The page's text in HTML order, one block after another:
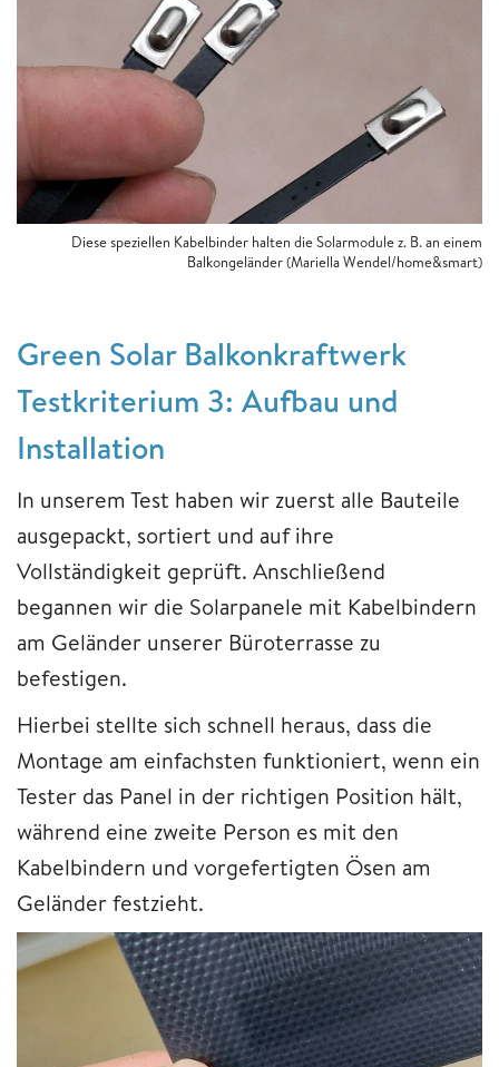
Diese speziellen Kabelbinder halten die Solarmodule z. B. an einem
Balkongeländer (Mariella Wendel/home&smart)
Green Solar Balkonkraftwerk
Testkriterium 3: Aufbau und
Installation
In unserem Test haben wir zuerst alle Bauteile
ausgepackt, sortiert und auf ihre
Vollständigkeit geprüft. Anschließend
begannen wir die Solarpanele mit Kabelbindern
am Geländer unserer Büroterrasse zu
befestigen.
Hierbei stellte sich schnell heraus, dass die
Montage am einfachsten funktioniert, wenn ein
Tester das Panel in der richtigen Position hält,
während eine zweite Person es mit den
Kabelbindern und vorgefertigten Ösen am
Geländer festzieht.